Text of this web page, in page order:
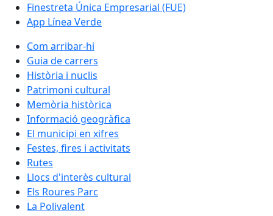
Finestreta Única Empresarial (FUE)
App Línea Verde
Com arribar-hi
Guia de carrers
Història i nuclis
Patrimoni cultural
Memòria històrica
Informació geogràfica
El municipi en xifres
Festes, fires i activitats
Rutes
Llocs d'interès cultural
Els Roures Parc
La Polivalent